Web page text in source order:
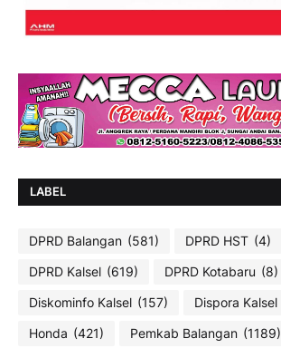
LABEL
DPRD Balangan (581) DPRD HST (4)
DPRD Kalsel (619) DPRD Kotabaru (8)
Diskominfo Kalsel (157) Dispora Kalsel
Honda (421) Pemkab Balangan (1189)